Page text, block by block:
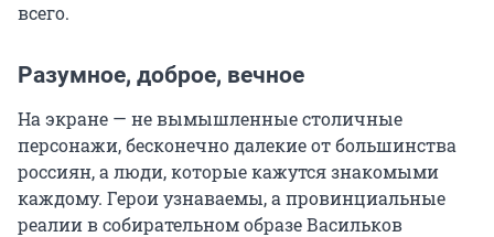
всего.
Разумное, доброе, вечное
На экране — не вымышленные столичные
персонажи, бесконечно далекие от большинства
россиян, а люди, которые кажутся знакомыми
каждому. Герои узнаваемы, а провинциальные
реалии в собирательном образе Васильков